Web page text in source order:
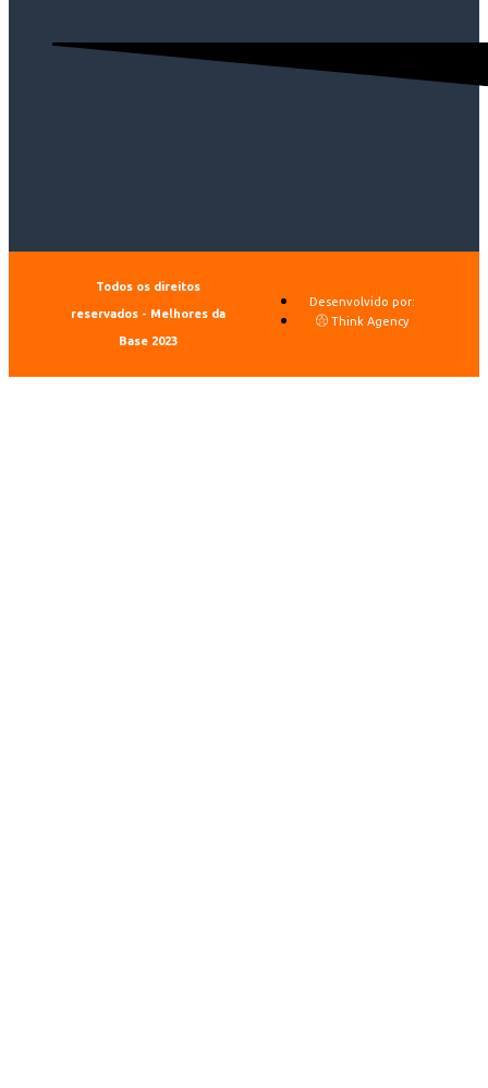
Todos os direitos
reservados - Melhores da
Base 2023
Desenvolvido por:
Think Agency